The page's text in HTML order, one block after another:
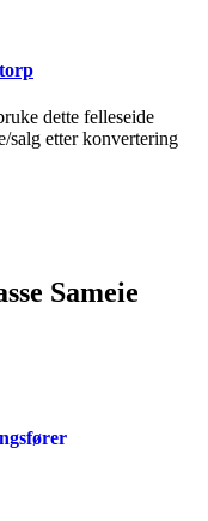
dette felleseide
salg etter konvertering
Sameie